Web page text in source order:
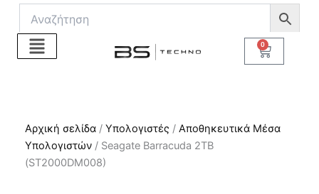
Μετάβαση
περιεχόμενο
0
Cart
Αρχική σελίδα / Υπολογιστές / Αποθηκευτικά Μέσα
Υπολογιστών / Seagate Barracuda 2TB
(ST2000DM008)